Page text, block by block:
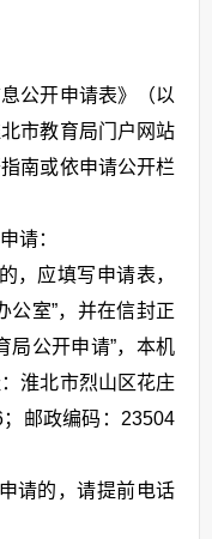
公开申请表》（以
市教育局门户网站
南或依申请公开栏
请：
，应填写申请表，
公室”，并在信封正
局公开申请”，本机
淮北市烈山区花庄
邮政编码：23504
请的，请提前电话